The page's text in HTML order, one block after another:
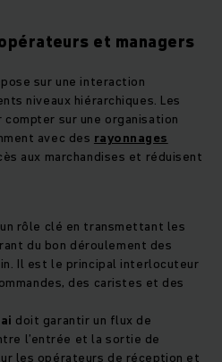
et managers
sur une interaction
niveaux hiérarchiques. Les
sur une organisation
avec des rayonnages
aux marchandises et réduisent
rôle clé en transmettant les
du bon déroulement des
Il est le principal interlocuteur
des caristes et des
doit garantir un flux de
l’entrée et la sortie de
les opérateurs de réception et